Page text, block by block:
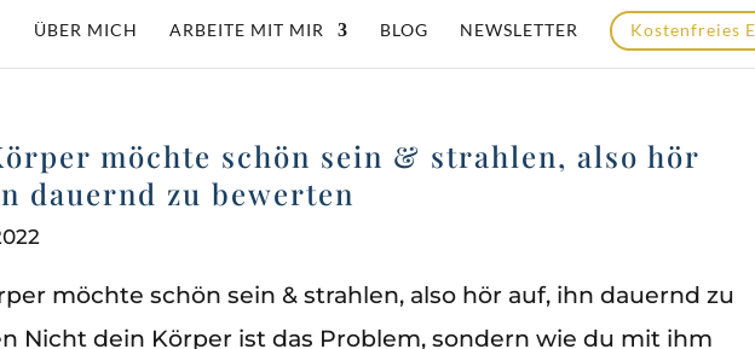
ÜBER MICH ARBEITE MIT MIR BLOG NEWSLETTER Kostenfreies
möchte schön sein & strahlen, also hör
dauernd zu bewerten
möchte schön sein & strahlen, also hör auf, ihn dauernd zu
Nicht dein Körper ist das Problem, sondern wie du mit ihm